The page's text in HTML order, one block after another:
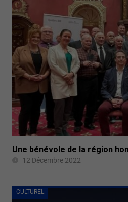
Une bénévole de la région
12 Décembre 2022
CULTUREL